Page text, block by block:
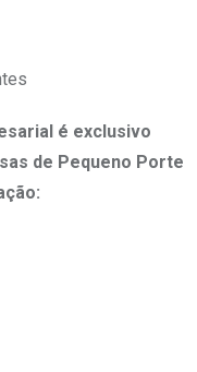
é exclusivo
de Pequeno Porte